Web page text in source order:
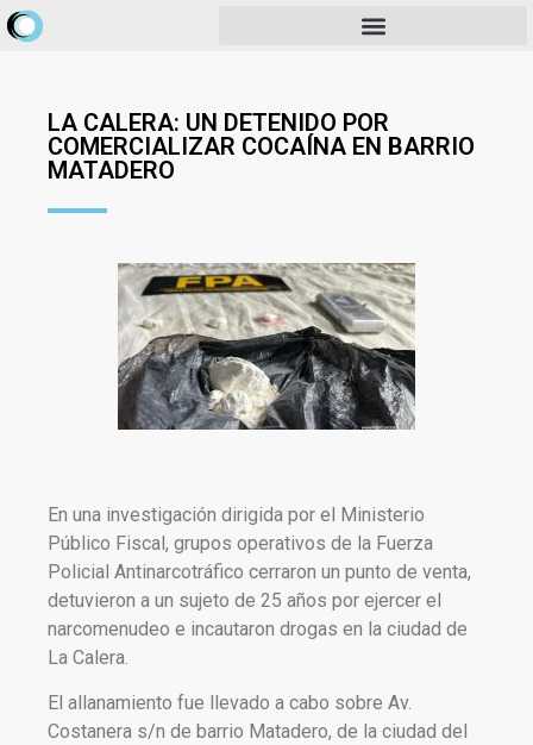
LA CALERA: UN DETENIDO POR
COMERCIALIZAR COCAÍNA EN BARRIO
MATADERO
En una investigación dirigida por el Ministerio
Público Fiscal, grupos operativos de la Fuerza
Policial Antinarcotráfico cerraron un punto de venta,
detuvieron a un sujeto de 25 años por ejercer el
narcomenudeo e incautaron drogas en la ciudad de
La Calera.
El allanamiento fue llevado a cabo sobre Av.
Costanera s/n de barrio Matadero, de la ciudad del